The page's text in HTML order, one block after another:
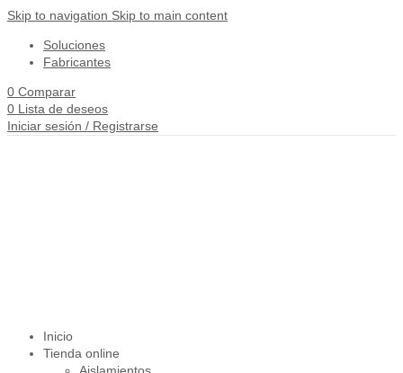
Skip to navigation Skip to main content
Soluciones
Fabricantes
0 Comparar
0 Lista de deseos
Iniciar sesión / Registrarse
Inicio
Tienda online